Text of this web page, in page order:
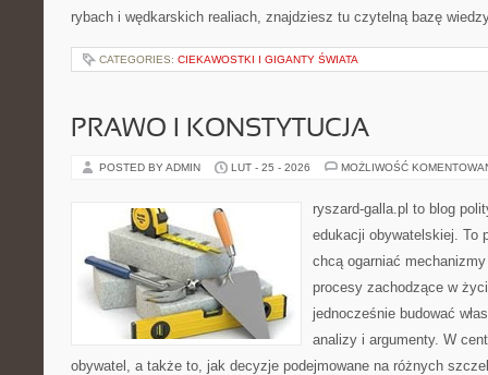
rybach i wędkarskich realiach, znajdziesz tu czytelną bazę
CATEGORIES: CIEKAWOSTKI I GIGANTY ŚWIATA
PRAWO I KONSTYTUCJA
POSTED BY ADMIN LUT - 25 - 2026 MOŻLIWOŚĆ
ryszard-galla.pl to blog
edukacji obywatelskiej. To
chcą ogarniać
procesy zachodzące w
jednocześnie budować
analizy i argumenty. W
obywatel, a także to, jak decyzje podejmowane na różnych